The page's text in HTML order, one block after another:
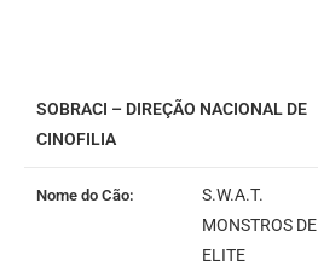
SOBRACI – DIREÇÃO NACIONAL DE
CINOFILIA
Nome do Cão:
S.W.A.T.
MONSTROS DE
ELITE